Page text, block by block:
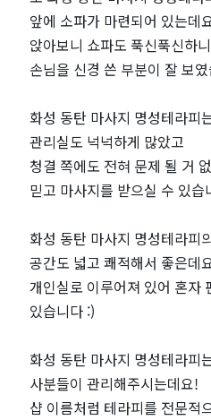
마
사
지
샵
천
｜
마
짱
앞에 소파가 마련되어 있는데
앉아보니 쇼파도 푹신푹신하
손님을 신경 쓴 부분이 잘 보
화성 동탄 마사지 명성테라피
관리실도 넉넉하게 많았고
청결 쪽에도 전혀 문제 될 거
믿고 마사지를 받으실 수 있습
화성 동탄 마사지 명성테라피
공간도 넓고 쾌적해서 좋은데
개인실로 이루어져 있어 혼자
있습니다 :)
화성 동탄 마사지 명성테라피
사분들이 관리해주시는데요!
샵 이름처럼 테라피를 전문적